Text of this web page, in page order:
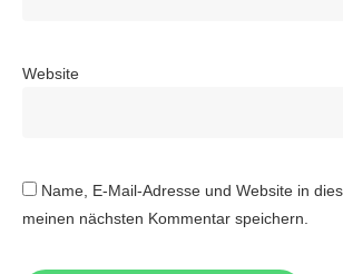
Website
Name, E-Mail-Adresse und Website in
meinen nächsten Kommentar speichern.